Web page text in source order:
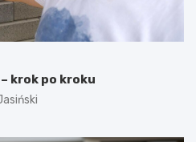
krok po kroku